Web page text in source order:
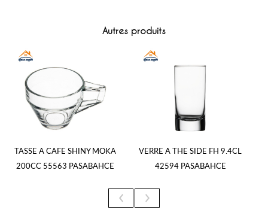
Autres produits
TASSE A CAFE SHINY MOKA
200CC 55563 PASABAHCE
VERRE A THE SIDE FH 9.4CL
42594 PASABAHCE